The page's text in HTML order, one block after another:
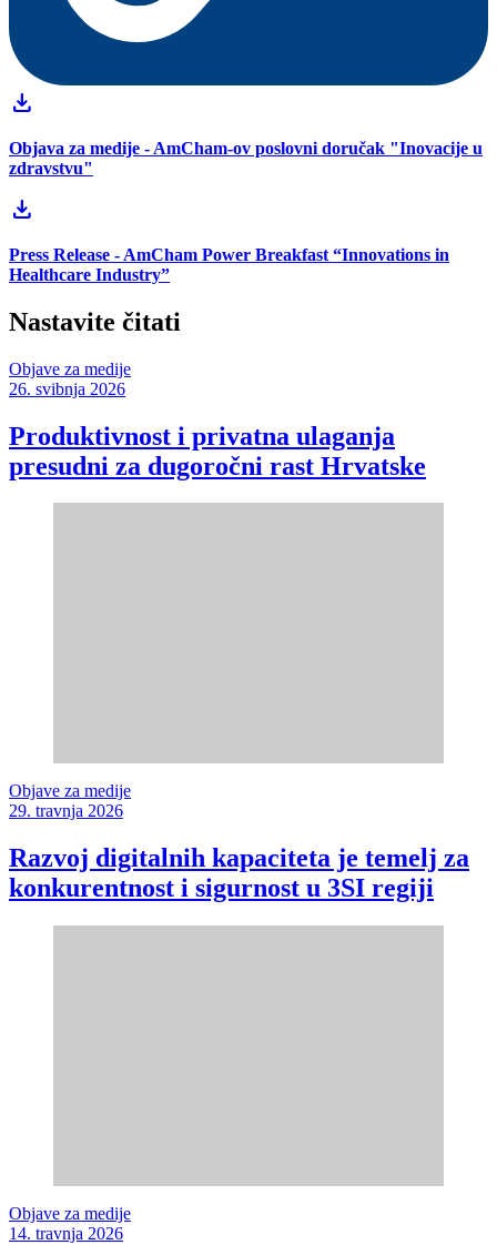
download
Objava za medije - AmCham-ov poslovni doručak "Inovacije u
zdravstvu"
download
Press Release - AmCham Power Breakfast “Innovations in
Healthcare Industry”
Nastavite čitati
Objave za medije
26. svibnja 2026
Produktivnost i privatna ulaganja
presudni za dugoročni rast Hrvatske
Objave za medije
29. travnja 2026
Razvoj digitalnih kapaciteta je temelj za
konkurentnost i sigurnost u 3SI regiji
Objave za medije
14. travnja 2026